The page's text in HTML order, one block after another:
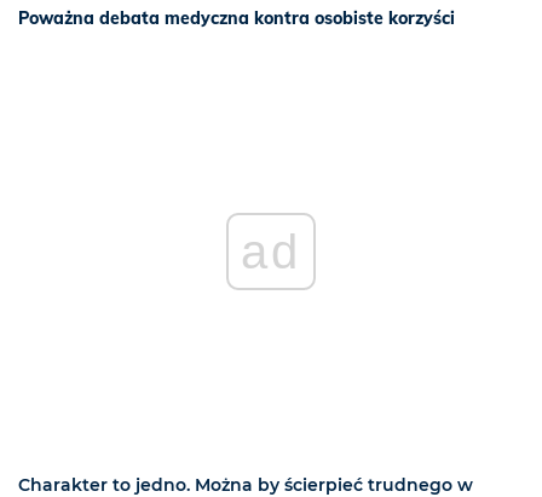
Poważna debata medyczna kontra osobiste korzyści
ad
Charakter to jedno. Można by ścierpieć trudnego w